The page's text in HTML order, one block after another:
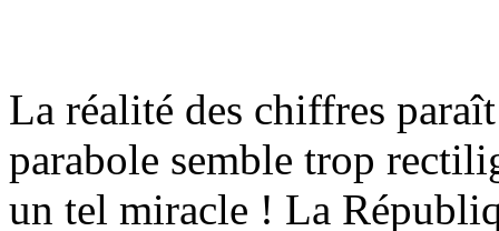
La réalité des chiffres
parabole semble trop
un tel miracle ! La